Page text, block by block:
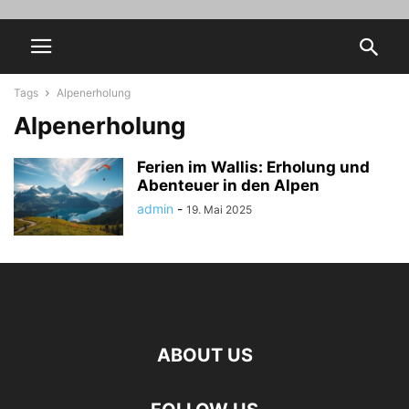
Tags Alpenerholung
Alpenerholung
Ferien im Wallis: Erholung und
Abenteuer in den Alpen
admin - 19. Mai 2025
ABOUT US